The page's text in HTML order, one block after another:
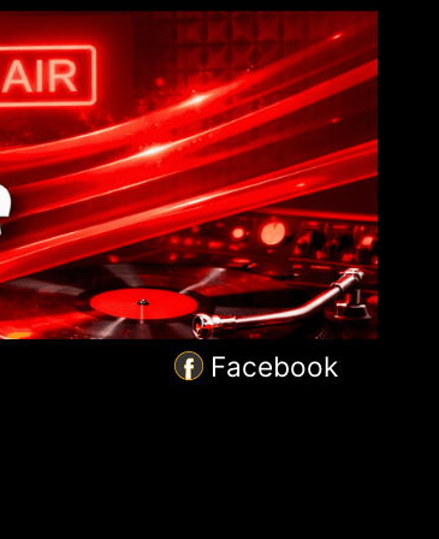
Facebook